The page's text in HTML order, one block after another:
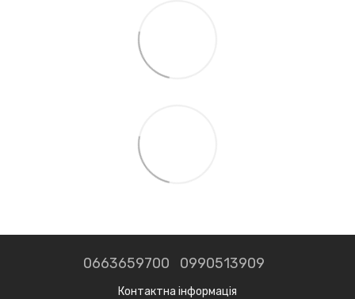
0663659700 0990513909
Контактна інформація